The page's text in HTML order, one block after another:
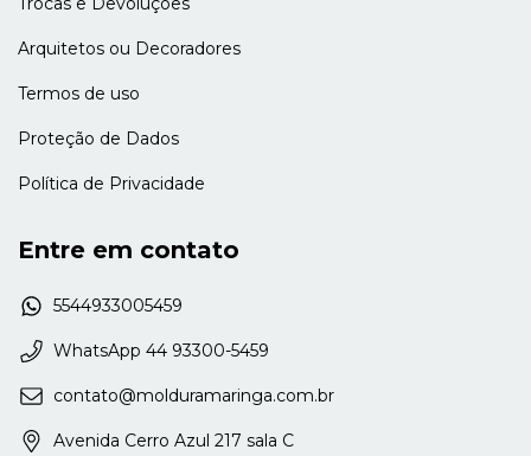
Arquitetos ou Decoradores
Termos de uso
Proteção de Dados
Política de Privacidade
Entre em contato
5544933005459
WhatsApp 44 93300-5459
contato@molduramaringa.com.br
Avenida Cerro Azul 217 sala C